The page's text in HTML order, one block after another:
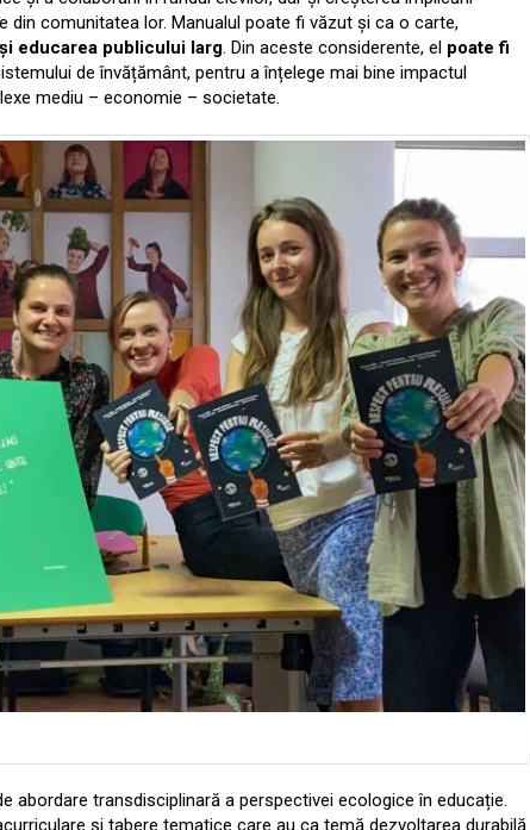
comunitatea lor. Manualul poate fi văzut și ca o carte,
educarea publicului larg. Din aceste considerente, el poate fi
de învățământ, pentru a înțelege mai bine impactul
mediu – economie – societate.
abordare transdisciplinară a perspectivei ecologice în educație.
și tabere tematice care au ca temă dezvoltarea durabilă.